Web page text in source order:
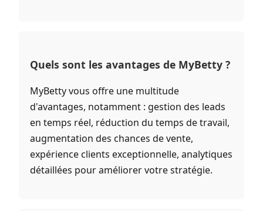
Quels sont les avantages de MyBetty ?
MyBetty vous offre une multitude
d'avantages, notamment : gestion des leads
en temps réel, réduction du temps de travail,
augmentation des chances de vente,
expérience clients exceptionnelle, analytiques
détaillées pour améliorer votre stratégie.